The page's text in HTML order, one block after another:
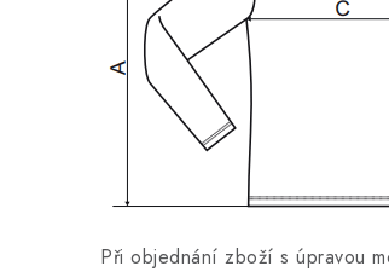
Při objednání zboží s úpravou